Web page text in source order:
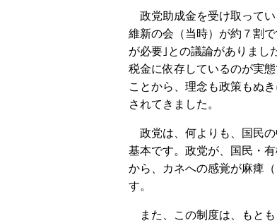
政党助成金を受け取ってい
維新の会（当時）が約７割
が必要｣との議論がありまし
税金に依存しているのが実
ことから、理念も政策もぬ
されてきました。
政党は、何よりも、国民の
基本です。政党が、国民・
から、カネへの感覚が麻痺
す。
また、この制度は、もとも